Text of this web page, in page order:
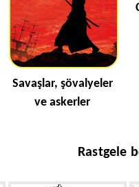
Savaşlar, şövalyeler
ve askerler
Rastgele